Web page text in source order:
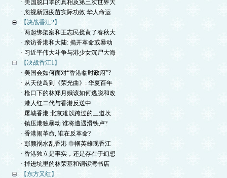
· 美国脱口罩的真相及第三次世界大
· 忽视新冠疫苗实际功效 华人命运
【决战香江2】
· 两起绑架案和王志民搅黄了春秋大
· 亲访香港和大陆: 揭开革命或暴动
· 习近平伟大斗争与港少女沉尸大海
【决战香江1】
· 美国会如何面对“香港临时政府”?
· 从天使岛到《荣光曲》: 华夏百年
· 枪口下的林郑月娥该如何逃脱和改
· 港人红二代与香港反送中
· 屠城香港 北京难以跨过的三道坎
· 镇压港独暴动 谁将遭遇滑铁卢?
· 香港闹革命, 谁在反革命?
· 彭颜祸水乱香港 巾帼英雄现香江
· 香港独立是事实，还是存在于幻想
· 掉进坑里的林荣基和铜锣湾书店
【东方又红】